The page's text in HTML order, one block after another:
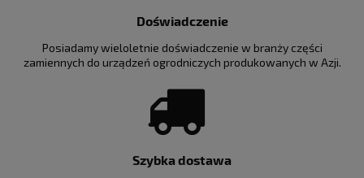
Doświadczenie
Posiadamy wieloletnie doświadczenie w branży części
zamiennych do urządzeń ogrodniczych produkowanych w Azji.
Szybka dostawa